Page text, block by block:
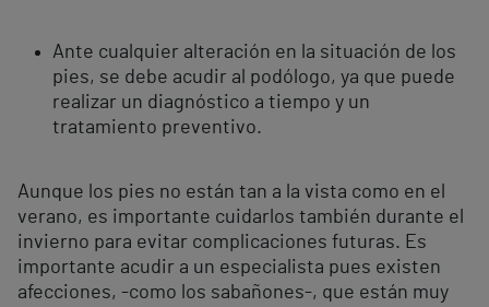
Ante cualquier alteración en la situación de los
pies, se debe acudir al podólogo, ya que puede
realizar un diagnóstico a tiempo y un
tratamiento preventivo.
Aunque los pies no están tan a la vista como en el
verano, es importante cuidarlos también durante el
invierno para evitar complicaciones futuras. Es
importante acudir a un especialista pues existen
afecciones, -como los sabañones-, que están muy